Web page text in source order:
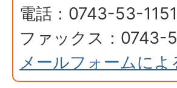
電話：0743-53-
ファックス：0743-
メールフォームに